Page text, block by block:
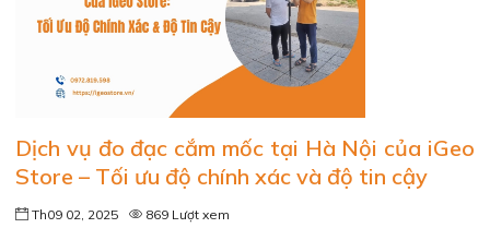
Dịch vụ đo đạc cắm mốc tại Hà Nội của iGeo
Store – Tối ưu độ chính xác và độ tin cậy
Th09 02, 2025 869 Lượt xem